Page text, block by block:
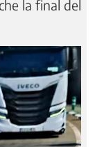
la final del